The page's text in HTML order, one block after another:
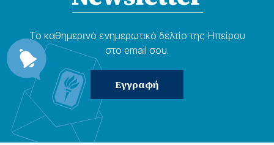
Το καθημερɩνό ενημερωτɩκό δελτίο της Ηπείρου
στο email σου.